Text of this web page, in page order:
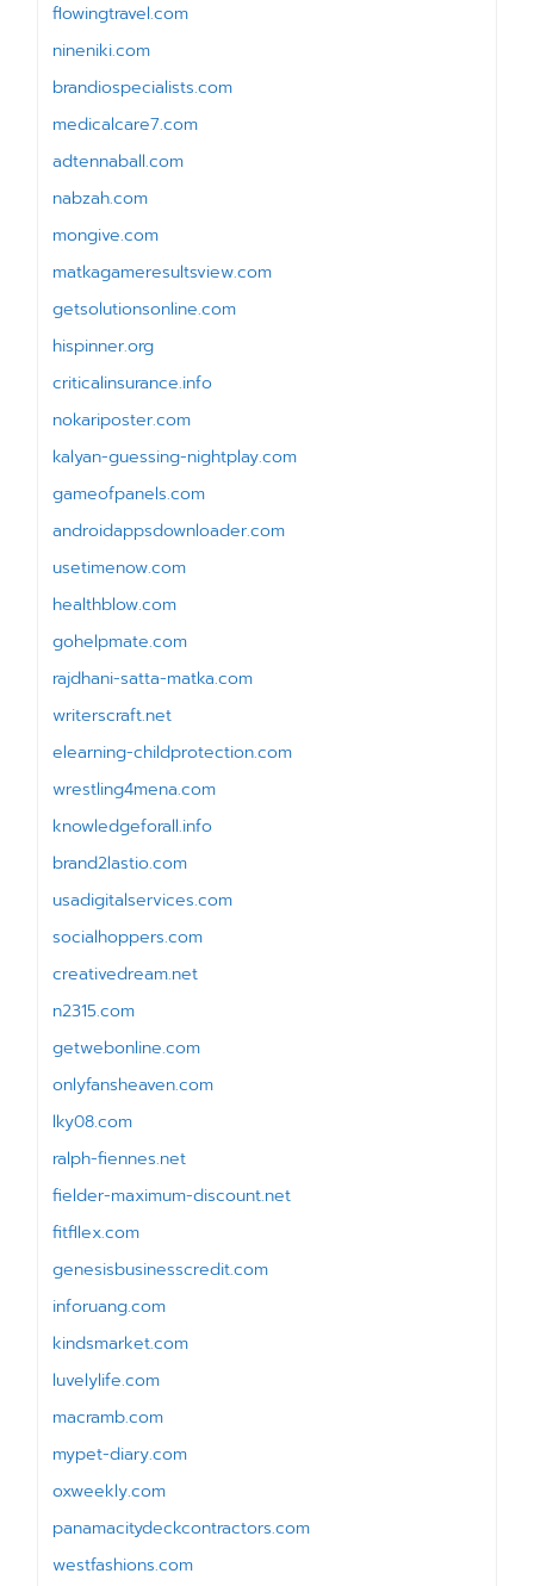
flowingtravel.com
nineniki.com
brandiospecialists.com
medicalcare7.com
adtennaball.com
nabzah.com
mongive.com
matkagameresultsview.com
getsolutionsonline.com
hispinner.org
criticalinsurance.info
nokariposter.com
kalyan-guessing-nightplay.com
gameofpanels.com
androidappsdownloader.com
usetimenow.com
healthblow.com
gohelpmate.com
rajdhani-satta-matka.com
writerscraft.net
elearning-childprotection.com
wrestling4mena.com
knowledgeforall.info
brand2lastio.com
usadigitalservices.com
socialhoppers.com
creativedream.net
n2315.com
getwebonline.com
onlyfansheaven.com
lky08.com
ralph-fiennes.net
fielder-maximum-discount.net
fitfllex.com
genesisbusinesscredit.com
inforuang.com
kindsmarket.com
luvelylife.com
macramb.com
mypet-diary.com
oxweekly.com
panamacitydeckcontractors.com
westfashions.com